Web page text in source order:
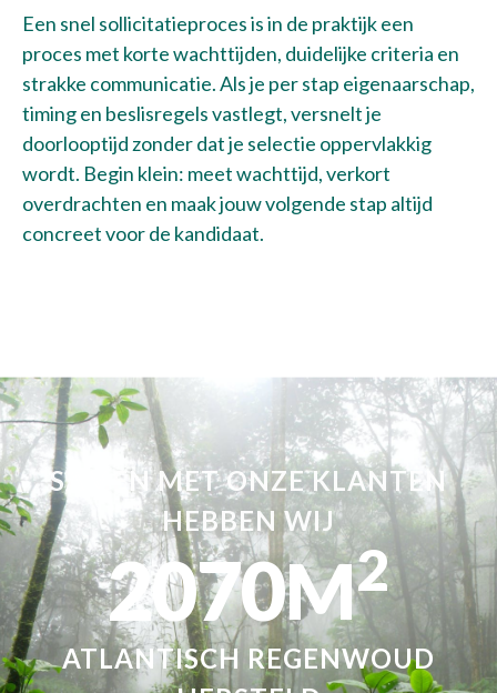
Een snel sollicitatieproces is in de praktijk een
proces met korte wachttijden, duidelijke criteria en
strakke communicatie. Als je per stap eigenaarschap,
timing en beslisregels vastlegt, versnelt je
doorlooptijd zonder dat je selectie oppervlakkig
wordt. Begin klein: meet wachttijd, verkort
overdrachten en maak jouw volgende stap altijd
concreet voor de kandidaat.
SAMEN MET ONZE KLANTEN
HEBBEN WIJ
2070M2
ATLANTISCH REGENWOUD